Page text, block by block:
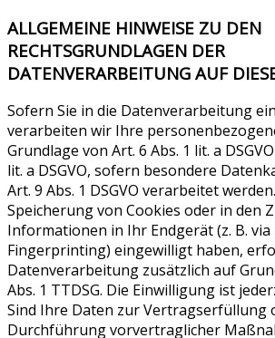
ALLGEMEINE HINWEISE ZU DEN
RECHTSGRUNDLAGEN DER
DATENVERARBEITUNG AUF
Sofern Sie in die Datenverarbeitung
verarbeiten wir Ihre
Grundlage von Art. 6 Abs. 1 lit. a
lit. a DSGVO, sofern besondere
Art. 9 Abs. 1 DSGVO verarbeitet
Speicherung von Cookies oder in den
Informationen in Ihr Endgerät (z. B. via
Fingerprinting) eingewilligt haben,
Datenverarbeitung zusätzlich auf
Abs. 1 TTDSG. Die Einwilligung ist
Sind Ihre Daten zur Vertragserfüllung
Durchführung vorvertraglicher